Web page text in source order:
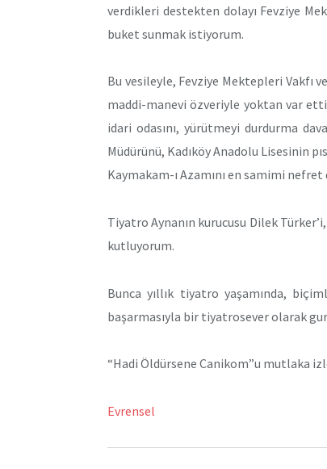
verdikleri destekten dolayı Fevziye
buket sunmak istiyorum.
Bu vesileyle, Fevziye Mektepleri Vakfı
maddi-manevi özveriyle yoktan var
idari odasını, yürütmeyi durdurma
Müdürünü, Kadıköy Anadolu Lisesinin
Kaymakam-ı Azamını en samimi nefret
Tiyatro Aynanın kurucusu Dilek
kutluyorum.
Bunca yıllık tiyatro yaşamında,
başarmasıyla bir tiyatrosever olarak
“Hadi Öldürsene Canikom”u mutlaka
Evrensel